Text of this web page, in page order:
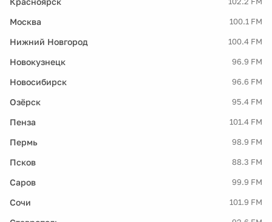
Москва 100.1 FM
Нижний Новгород 100.4 FM
Новокузнецк 96.9 FM
Новосибирск 96.6 FM
Озёрск 95.4 FM
Пенза 101.4 FM
Пермь 98.9 FM
Псков 88.3 FM
Саров 99.9 FM
Сочи 101.9 FM